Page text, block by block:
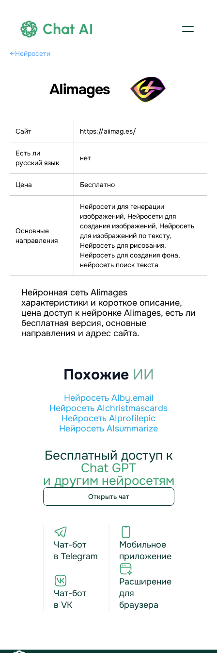
Chat AI
←Нейросети
AIimages
Сайт https://aiimag.es/
Есть ли
русский язык
нет
Цена Бесплатно
Основные
направления
Нейросети для генерации
изображений, Нейросети для
создания изображений, Нейросеть
для изображений по тексту,
Нейросеть для рисования,
Нейросеть для создания фона,
нейросеть поиск текста
Нейронная сеть AIimages
характеристики и короткое описание,
цена доступ к нейронке AIimages, есть ли
бесплатная версия, основные
направления и адрес сайта.
Похожие ИИ
Нейросеть AIby.email
Нейросеть AIchristmascards
Нейросеть AIprofilepic
Нейросеть AIsummarize
Бесплатный доступ к
Chat GPT
и другим нейросетям
Открыть чат
Чат-бот
в Telegram
Чат-бот
в VK
Мобильное
приложение
Расширение
для
браузера